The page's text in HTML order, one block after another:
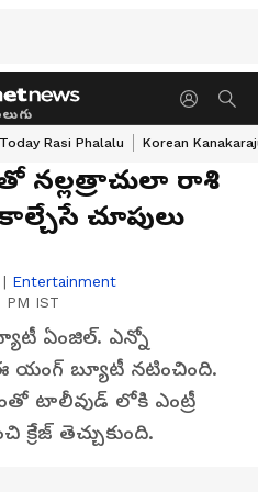
Today Rasi Phalalu Korean
నల్లత్రాచులా రాశి
చూపులు
| Entertainment
PM IST
ఏంజిల్. ఎన్నో
బ్యూటీ నటించింది.
టాలీవుడ్ లోకి ఎంట్రీ
తెచ్చుకుంది.